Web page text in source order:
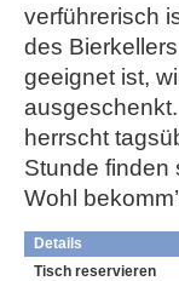
verführerisch
des
geeignet ist,
herrscht
Stunde finden
Wohl
Details
Tisch reservieren